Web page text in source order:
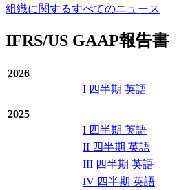
組織に関するすべてのニュース
IFRS/US GAAP報告書
2026
I 四半期 英語
2025
I 四半期 英語
II 四半期 英語
III 四半期 英語
IV 四半期 英語